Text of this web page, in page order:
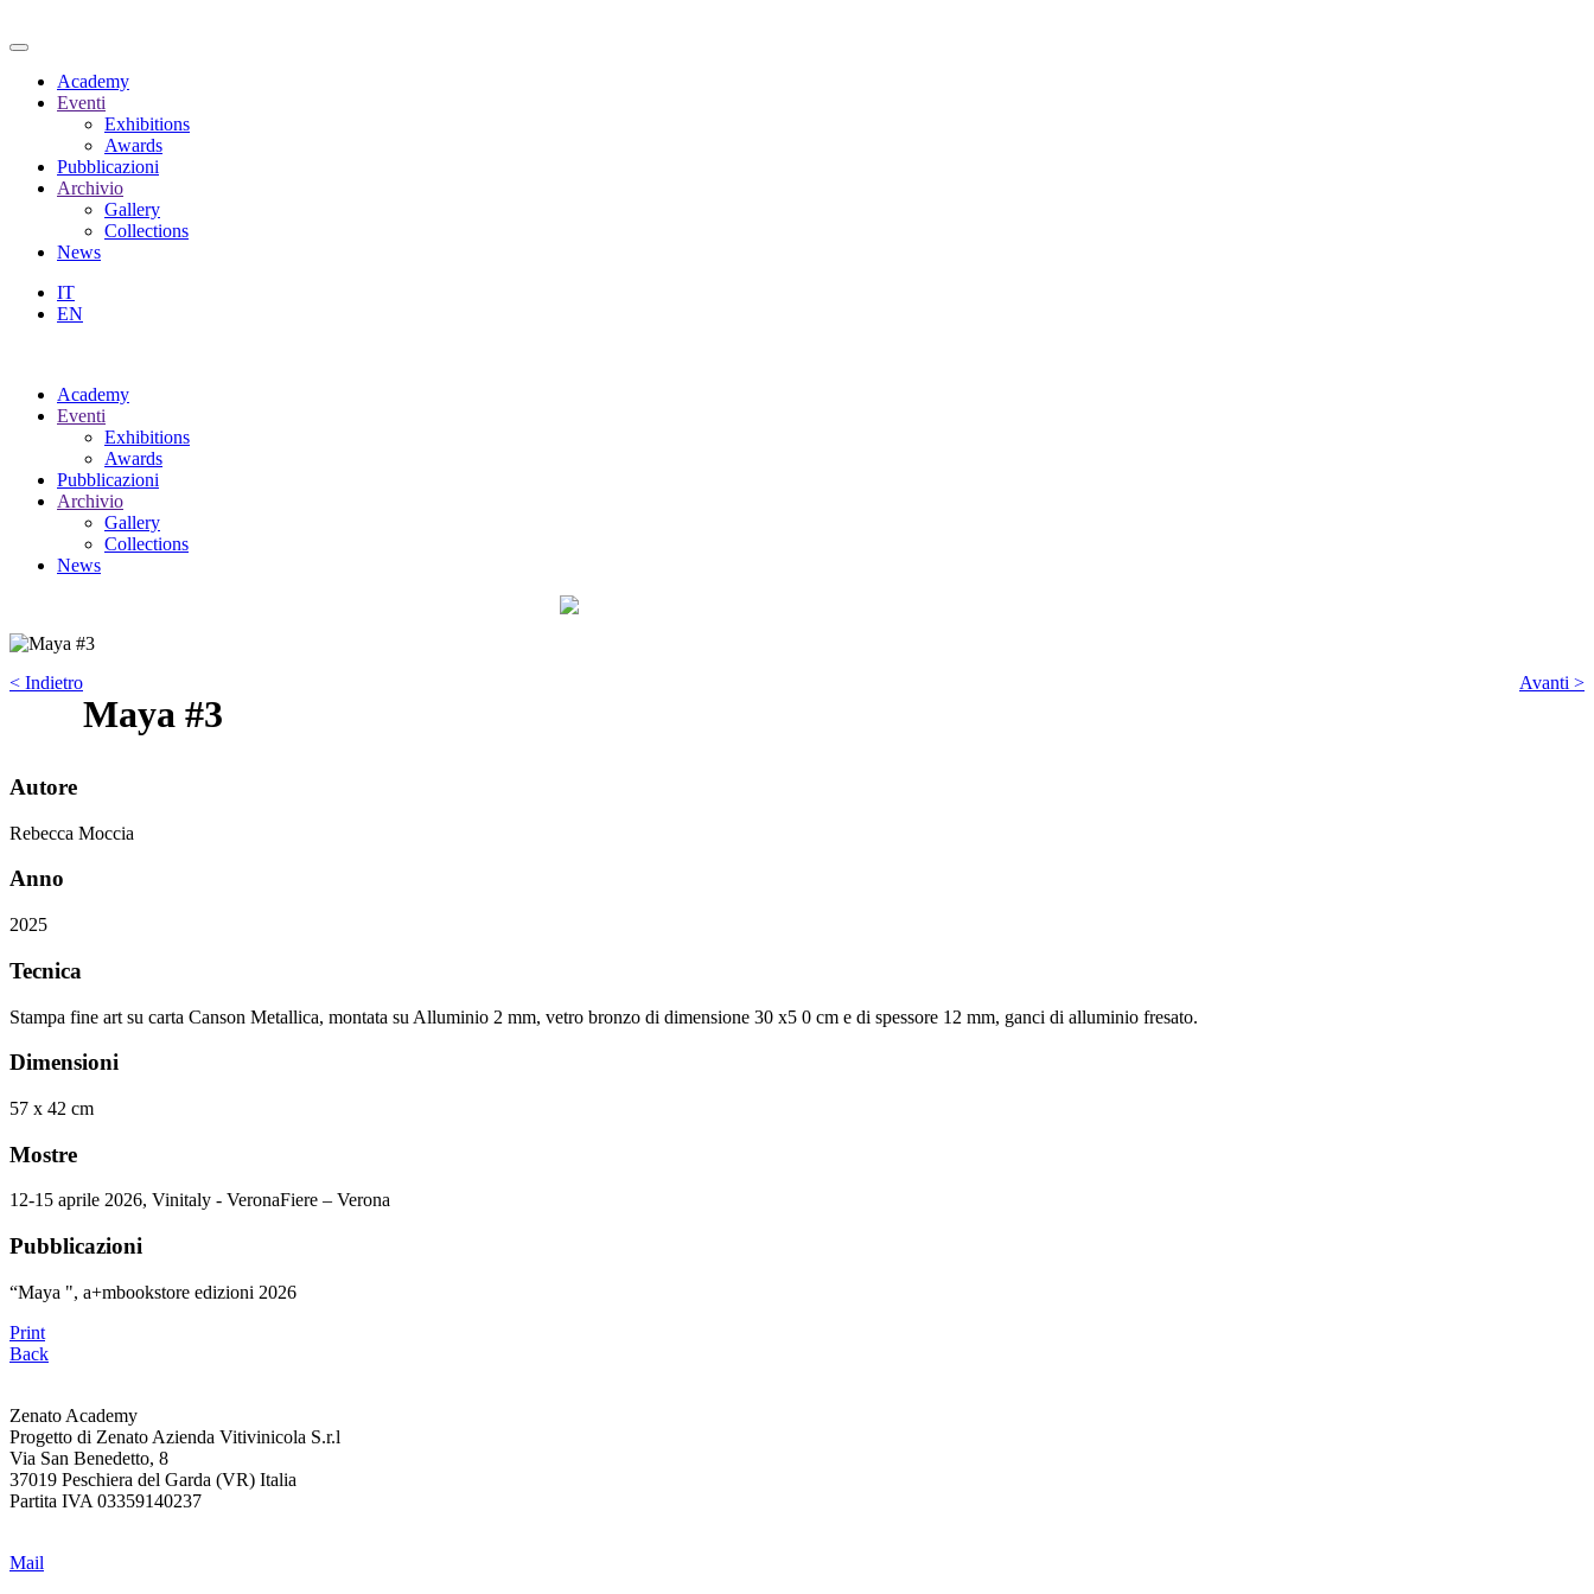
Academy
Eventi
Exhibitions
Awards
Pubblicazioni
Archivio
Gallery
Collections
News
IT
EN
Academy
Eventi
Exhibitions
Awards
Pubblicazioni
Archivio
Gallery
Collections
News
< Indietro Avanti >
Maya #3
Autore
Rebecca Moccia
Anno
2025
Tecnica
Stampa fine art su carta Canson Metallica, montata su Alluminio 2 mm, vetro bronzo di dimensione 30 x5 0 cm e di spessore 12 mm, ganci di alluminio fresato.
Dimensioni
57 x 42 cm
Mostre
12-15 aprile 2026, Vinitaly - VeronaFiere – Verona
Pubblicazioni
“Maya ", a+mbookstore edizioni 2026
Print
Back
Zenato Academy
Progetto di Zenato Azienda Vitivinicola S.r.l
Via San Benedetto, 8
37019 Peschiera del Garda (VR) Italia
Partita IVA 03359140237
Mail